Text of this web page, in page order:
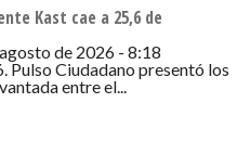
1pto) en escenario de
Jara con 26%
Luego están Franco
con 8% (+1pto), Marco
Kast cae a 25,6 de
de 2026 - 8:18
Pulso Ciudadano presentó los
entre el...